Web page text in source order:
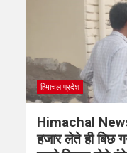
हिमाचल प्रदेश
Himachal
हजार लेते ही बिछ